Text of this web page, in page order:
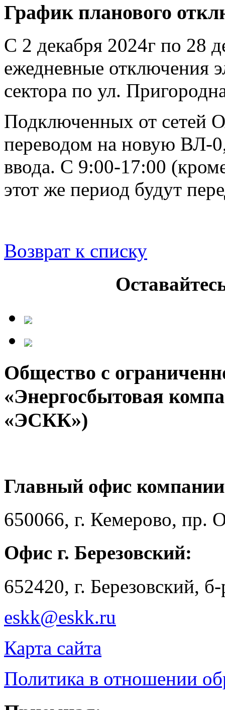
График планового
С 2 декабря 2024г по 28
ежедневные отключения
сектора по ул.
Подключенных от сетей
переводом на новую ВЛ-
ввода. С 9:00-17:00
этот же период будут
Возврат к списку
Общество с
«Энергосбытовая
«ЭСКК»)
Главный офис
650066, г. Кемерово, пр.
Офис г. Березовский:
652420, г. Березовский,
eskk@eskk.ru
Карта сайта
Политика в отношении